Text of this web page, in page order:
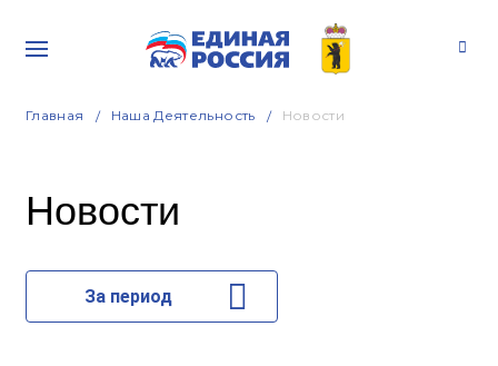
Главная Наша Деятельность Новости
Новости
За период